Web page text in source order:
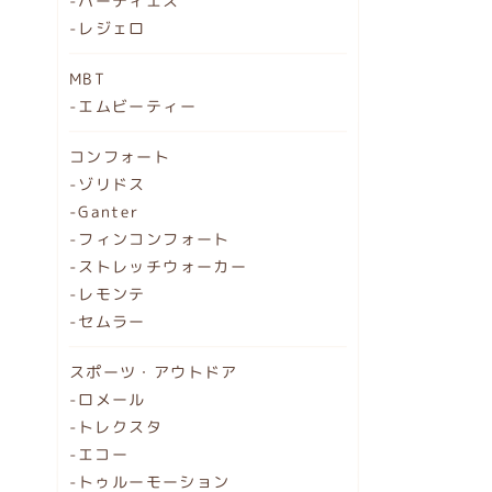
-レジェロ
MBT
-エムビーティー
コンフォート
-ゾリドス
-Ganter
-フィンコンフォート
-ストレッチウォーカー
-レモンテ
-セムラー
スポーツ・アウトドア
-ロメール
-トレクスタ
-エコー
-トゥルーモーション